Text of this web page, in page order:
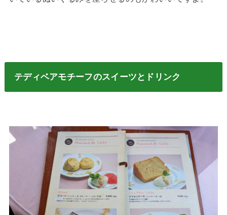
テディベアモチーフのスイーツとドリンク